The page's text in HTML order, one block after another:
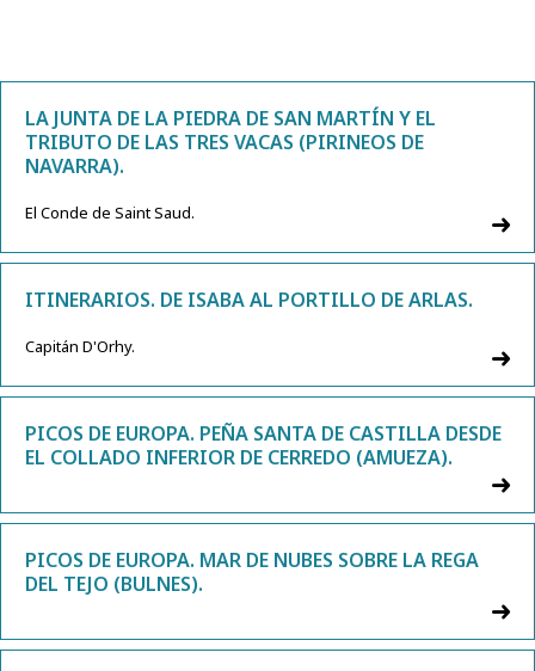
LA JUNTA DE LA PIEDRA DE SAN MARTÍN Y EL
TRIBUTO DE LAS TRES VACAS (PIRINEOS DE
NAVARRA).
El Conde de Saint Saud.
ITINERARIOS. DE ISABA AL PORTILLO DE ARLAS.
Capitán D'Orhy.
PICOS DE EUROPA. PEÑA SANTA DE CASTILLA DESDE
EL COLLADO INFERIOR DE CERREDO (AMUEZA).
PICOS DE EUROPA. MAR DE NUBES SOBRE LA REGA
DEL TEJO (BULNES).